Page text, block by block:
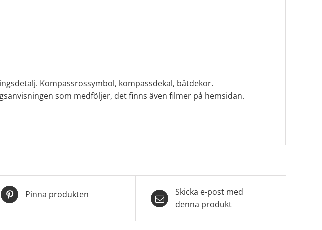
Kompassrossymbol, kompassdekal, båtdekor.
som medföljer, det finns även filmer på hemsidan.
Pinna produkten
Skicka e-post med
denna produkt